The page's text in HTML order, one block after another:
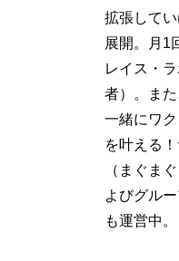
拡張して
展開。月1
レイス・
者）。ま
一緒にワ
を叶える
（まぐま
よびグル
も運営中。